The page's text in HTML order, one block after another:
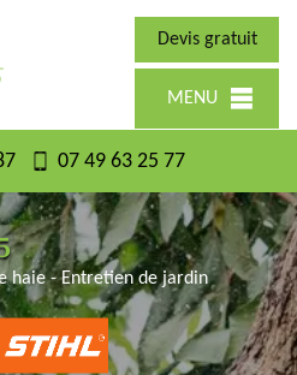
Devis gratuit
MENU
07 49 63 25 77
haie - Entretien de jardin